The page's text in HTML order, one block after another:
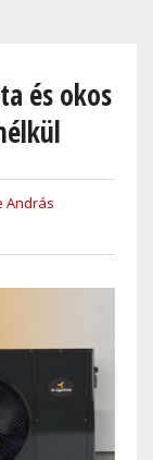
és okos
András